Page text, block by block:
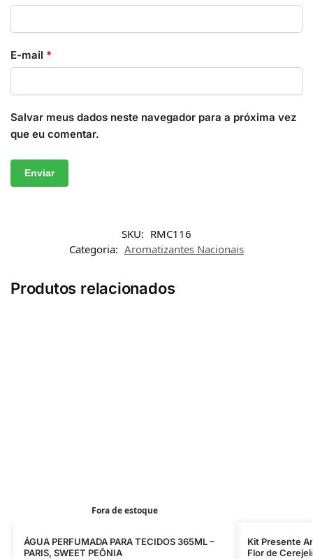
E-mail *
Salvar meus dados neste navegador para a próxima vez
que eu comentar.
SKU: RMC116
Categoria: Aromatizantes Nacionais
Produtos relacionados
Fora de estoque
ÁGUA PERFUMADA PARA TECIDOS 365ML –
PARIS, SWEET PEÔNIA
Kit Presente
Flor de